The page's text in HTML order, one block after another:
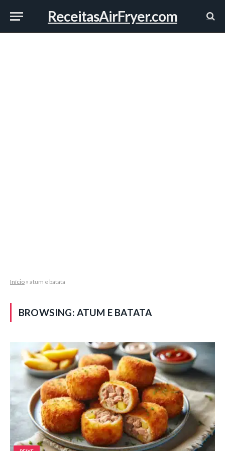
ReceitasAirFryer.com
Início » atum e batata
BROWSING: ATUM E BATATA